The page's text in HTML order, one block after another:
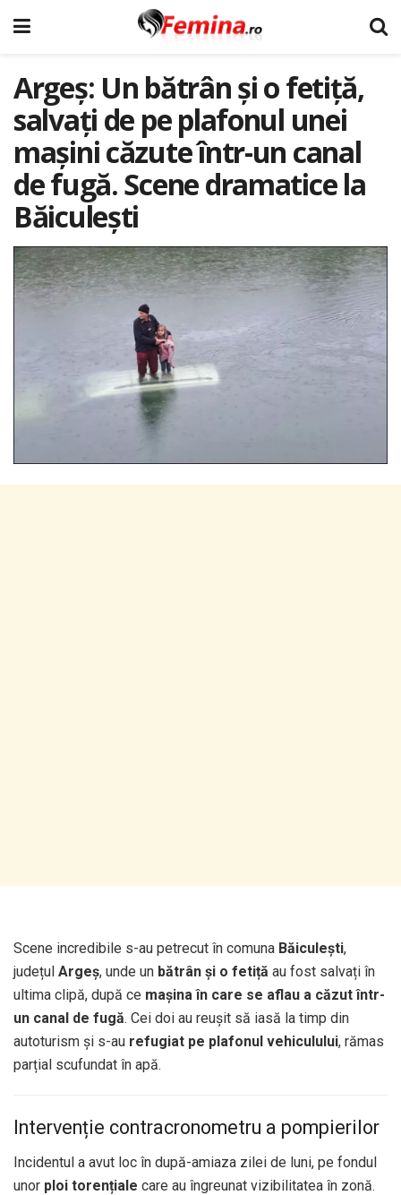
Argeș: Un bătrân și o fetiță,
salvați de pe plafonul unei
mașini căzute într-un canal
de fugă. Scene dramatice la
Băiculești
Scene incredibile s-au petrecut în comuna Băiculești,
județul Argeș, unde un bătrân și o fetiță au fost salvați în
ultima clipă, după ce mașina în care se aflau a căzut într-
un canal de fugă. Cei doi au reușit să iasă la timp din
autoturism și s-au refugiat pe plafonul vehiculului, rămas
parțial scufundat în apă.
Intervenție contracronometru a pompierilor
Incidentul a avut loc în după-amiaza zilei de luni, pe fondul
unor ploi torențiale care au îngreunat vizibilitatea în zonă.